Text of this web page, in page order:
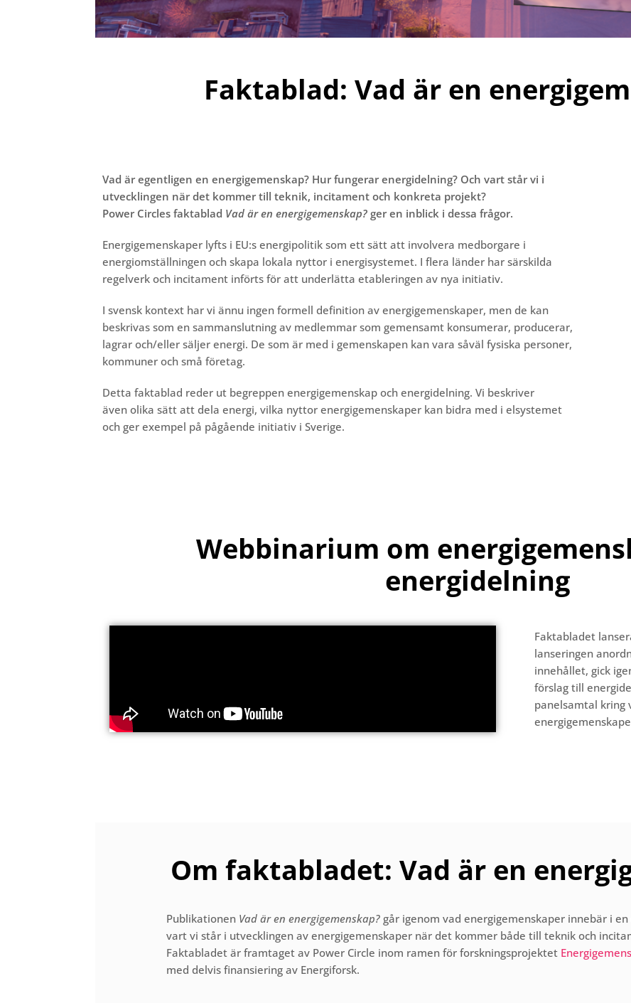
Faktablad: Vad är en
Vad är egentligen en energigemenskap? Hur fungerar energidelning? Och vart står vi i
utvecklingen när det kommer till teknik, incitament och konkreta projekt?
Power Circles faktablad Vad är en energigemenskap?ger en inblick i dessa frågor.
Energigemenskaper lyfts i EU:s energipolitik som ett sätt att involvera medborgare i
energiomställningen och skapa lokala nyttor i energisystemet. I flera länder har särskilda
regelverk och incitament införts för att underlätta etableringen av nya initiativ.
I svensk kontext har vi ännu ingen formell definition av energigemenskaper, men de kan
beskrivas som en sammanslutning av medlemmar som gemensamt konsumerar, producerar,
lagrar och/eller säljer energi. De som är med i gemenskapen kan vara såväl fysiska personer,
kommuner och små företag.
Detta faktablad reder ut begreppen energigemenskap och energidelning. Vi beskriver
även olika sätt att dela energi, vilka nyttor energigemenskaper kan bidra med i elsystemet
och ger exempel på pågående initiativ i Sverige.
Webbinarium om
energidelning
Faktabladet
lanseringen
innehållet, gick
förslag till
panelsamtal kring
Om faktabladet: Vad är en
Publikationen Vad är en energigemenskap? går igenom vad energigemenskaper innebär i
vart vi står i utvecklingen av energigemenskaper när det kommer både till teknik och
Faktabladet är framtaget av Power Circle inom ramen för forskningsprojektet
med delvis finansiering av Energiforsk.